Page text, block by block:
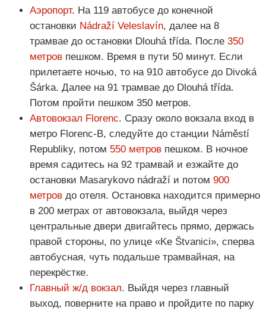
Аэропорт. На 119 автобусе до конечной
остановки Nádraží Veleslavín, далее на 8
трамвае до остановки Dlouhá třída. После 350
метров пешком. Время в пути 50 минут. Если
прилетаете ночью, то на 910 автобусе до Divoká
Šárkа. Далее на 91 трамвае до Dlouhá třída.
Потом пройти пешком 350 метров.
Автовокзал Florenc. Сразу около вокзала вход в
метро Florenc-В, следуйте до станции Náměstí
Republiky, потом 550 метров пешком. В ночное
время садитесь на 92 трамвай и езжайте до
остановки Masarykovo nádraží и потом 900
метров до отеля. Остановка находится примерно
в 200 метрах от автовокзала, выйдя через
центральные двери двигайтесь прямо, держась
правой стороны, по улице «Ke Štvanici», сперва
автобусная, чуть подальше трамвайная, на
перекрёстке.
Главный ж/д вокзал. Выйдя через главный
выход, поверните на право и пройдите по парку